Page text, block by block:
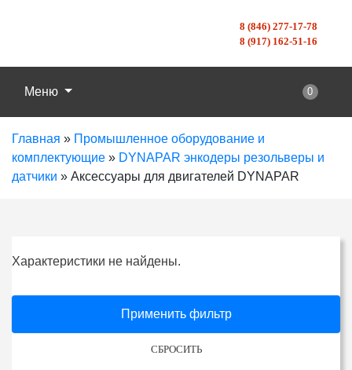
8 (846) 277-17-78
8 (917) 162-51-16
Меню 0
Главная » Промышленное оборудование и
комплектующие » DYNAPAR энкодеры резольверы и
датчики » Аксессуары для двигателей DYNAPAR
Характеристики не найдены.
Применить фильтр
СБРОСИТЬ